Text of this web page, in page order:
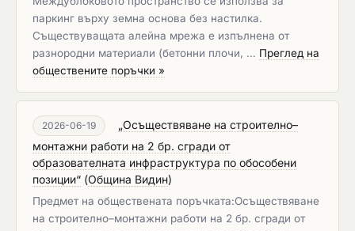
паркинг върху земна основа без настилка.
Съществуващата алейна мрежа е изпълнена от
разнородни материали (бетонни плочи, … Преглед на
обществените поръчки »
2026-06-19
„Осъществяване на строително–
монтажни работи на 2 бр. сгради от
образователната инфраструктура по обособени
позиции“ (Община Видин)
Предмет на обществената поръчката:Осъществяване
на строително–монтажни работи на 2 бр. сгради от